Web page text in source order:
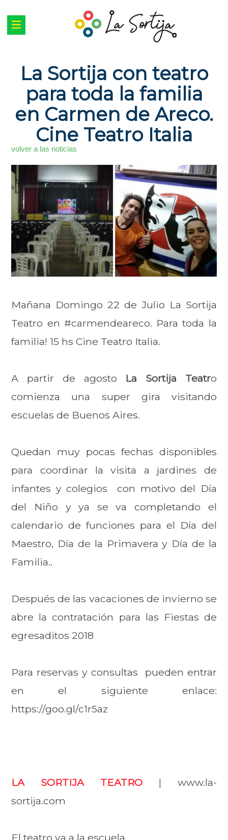
La Sortija con teatro
para toda la familia
en Carmen de Areco.
Cine Teatro Italia
volver a las noticias
Mañana Domingo 22 de Julio La Sortija
Teatro en #carmendeareco. Para toda la
familia! 15 hs Cine Teatro Italia.
A partir de agosto La Sortija Teatro
comienza una super gira visitando
escuelas de Buenos Aires.
Quedan muy pocas fechas disponibles
para coordinar la visita a jardines de
infantes y colegios con motivo del Día
del Niño y ya se va completando el
calendario de funciones para el Día del
Maestro, Día de la Primavera y Día de la
Familia..
Después de las vacaciones de invierno se
abre la contratación para las Fiestas de
egresaditos 2018
Para reservas y consultas pueden entrar
en el siguiente enlace:
https://goo.gl/c1r5az
LA SORTIJA TEATRO| www.la-
sortija.com